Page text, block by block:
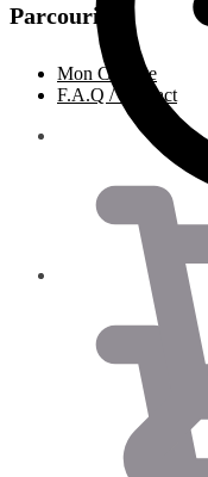
Parcourir
Mon Compte
F.A.Q / Contact